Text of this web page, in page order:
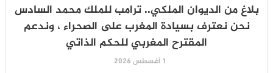
بلاغ من الديوان الملكي.. ترامب للملك محمد السادس
نحن نعترف بسيادة المغرب على الصحراء ، وندعم
المقترح المغربي للحكم الذاتي
1 أغسطس 2026